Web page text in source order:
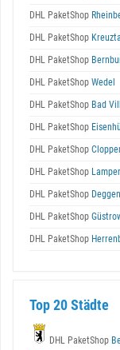
DHL PaketShop
DHL PaketShop
DHL PaketShop
DHL PaketShop Wedel
DHL PaketShop Bad
DHL PaketShop
DHL PaketShop
DHL PaketShop
DHL PaketShop
DHL PaketShop
DHL PaketShop
Top 20 Städte
DHL PaketShop